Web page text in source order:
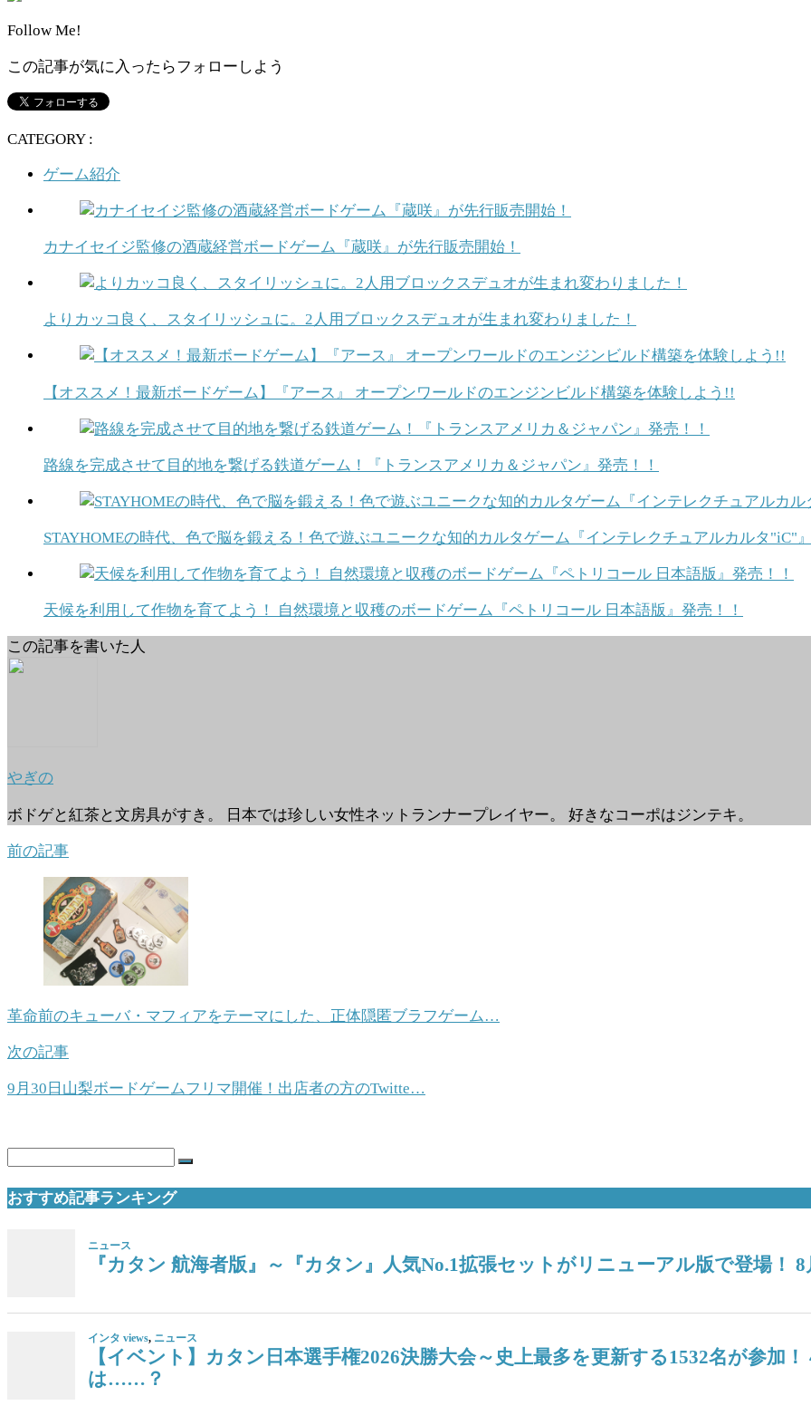
Follow Me!
この記事が気に入ったらフォローしよう
CATEGORY :
ゲーム紹介
カナイセイジ監修の酒蔵経営ボードゲーム『蔵咲』が先行販売開始！
よりカッコ良く、スタイリッシュに。2人用ブロックスデュオが生まれ変わりました！
【オススメ！最新ボードゲーム】『アース』 オープンワールドのエンジンビルド構築を体験しよう!!
路線を完成させて目的地を繋げる鉄道ゲーム！『トランスアメリカ＆ジャパン』発売！！
STAYHOMEの時代、色で脳を鍛える！色で遊ぶユニークな知的カルタゲーム『インテレクチュアルカルタ"iC"
天候を利用して作物を育てよう！ 自然環境と収穫のボードゲーム『ペトリコール 日本語版』発売！！
この記事を書いた人
やぎの
ボドゲと紅茶と文房具がすき。 日本では珍しい女性ネットランナープレイヤー。 好きなコーポはジンテキ。
前の記事
革命前のキューバ・マフィアをテーマにした、正体隠匿ブラフゲーム…
次の記事
9月30日山梨ボードゲームフリマ開催！出店者の方のTwitte…
おすすめ記事ランキング